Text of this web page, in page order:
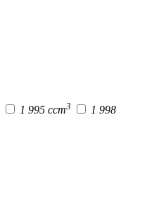
1 995 ccm3 1 998